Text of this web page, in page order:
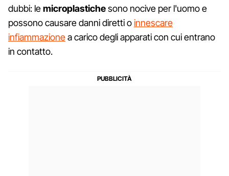
dubbi: lemicroplastichesono nocive per l'uomo e
possono causare danni diretti oinnescare
infiammazionea carico degli apparati con cui entrano
in contatto.